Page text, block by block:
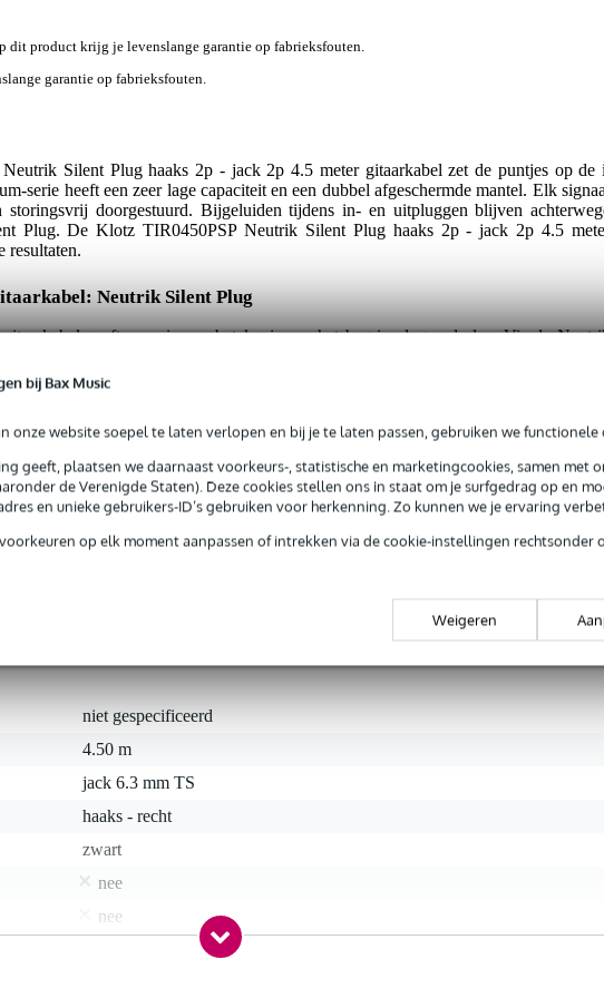
bij Bax Music
onze website soepel te laten verlopen en bij je te laten passen, gebruiken we functionele
geeft, plaatsen we daarnaast voorkeurs-, statistische en marketingcookies, samen met
de Verenigde Staten). Deze cookies stellen ons in staat om je surfgedrag op en
en unieke gebruikers-ID’s gebruiken voor herkenning. Zo kunnen we je ervaring
op elk moment aanpassen of intrekken via de cookie-instellingen rechtsonder
Weigeren
dit product krijg je levenslange garantie op fabrieksfouten.
garantie op fabrieksfouten.
Silent Plug haaks 2p - jack 2p 4.5 meter gitaarkabel zet de puntjes op de
serie heeft een zeer lage capaciteit en een dubbel afgeschermde mantel. Elk
storingsvrij doorgestuurd. Bijgeluiden tijdens in- en uitpluggen blijven
Plug. De Klotz TIR0450PSP Neutrik Silent Plug haaks 2p - jack 2p 4.5
resultaten.
Neutrik Silent Plug
geeft een nieuwe betekenis aan het begrip plug-and-play. Via de
namelijk alleen in wanneer de plug volledig aangedrukt is. Bovendien heeft u
want de Neutrik Silent Plug is goed voor meer dan 10.000 maal in- of uitpluggen.
de Klotz TIR0450PSP patchkabel schikt zich altijd naar uw bevel. U hoeft dus
kronkels in de kabels. En de twee vergulde jackpluggen zijn afkomstig
en duurzame aansluitingen bent u verzekerd van onbezorgd gebruiksgemak.
tilt uw muzikale resultaten naar een hoger plan.
niet gespecificeerd
4.50 m
jack 6.3 mm TS
haaks - recht
zwart
nee
nee